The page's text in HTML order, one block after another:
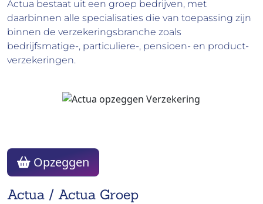
Actua bestaat uit een groep bedrijven, met
daarbinnen alle specialisaties die van toepassing zijn
binnen de verzekeringsbranche zoals
bedrijfsmatige-, particuliere-, pensioen- en product-
verzekeringen.
Actua / Actua Groep
Opzeggen